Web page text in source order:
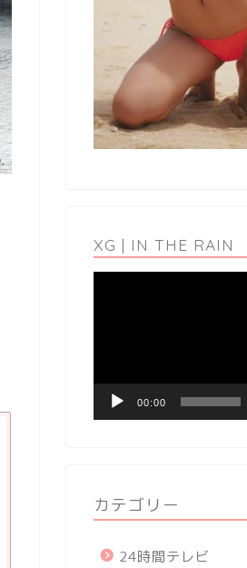
XG | IN THE RAIN
ヤ
00:00
カテゴリー
24時間テレビ